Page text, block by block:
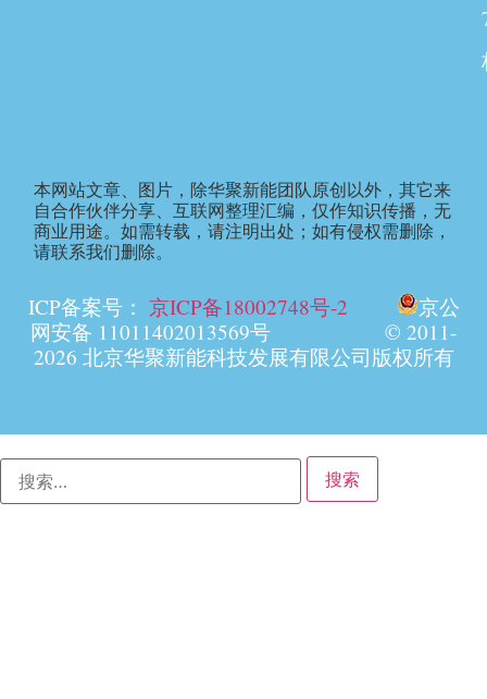
ICP备案号： 京ICP备18002748号-2
京公
网安备 11011402013569号 © 2011-
2026 北京华聚新能科技发展有限公司版权所有
本网站文章、图片，除华聚新能团队原创以外，其它来
自合作伙伴分享、互联网整理汇编，仅作知识传播，无
商业用途。如需转载，请注明出处；如有侵权需删除，
请联系我们删除。